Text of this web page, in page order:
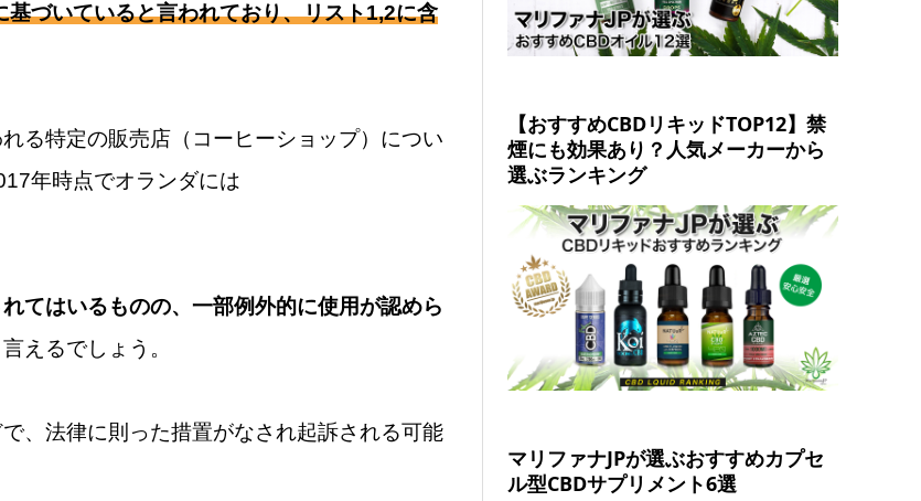
づいていると言われており、リスト1,2に含
る特定の販売店（コーヒーショップ）につい
年時点でオランダには
てはいるものの、一部例外的に使用が認めら
言えるでしょう。
、法律に則った措置がなされ起訴される可能
【おすすめCBDリキッドTOP12】禁
煙にも効果あり？人気メーカーから
選ぶランキング
マリファナJPが選ぶおすすめカプセ
ル型CBDサプリメント6選